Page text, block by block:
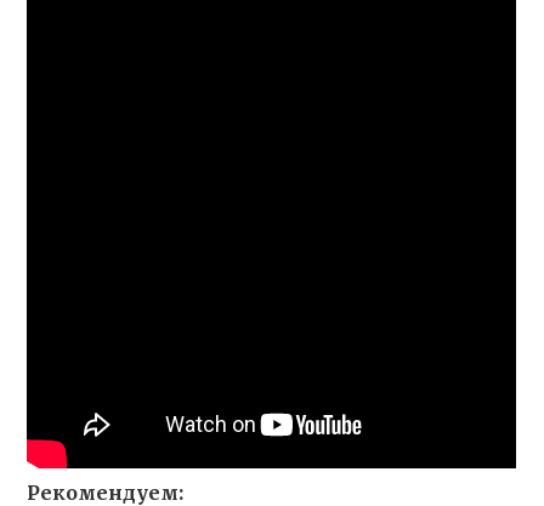
Рекомендуем: